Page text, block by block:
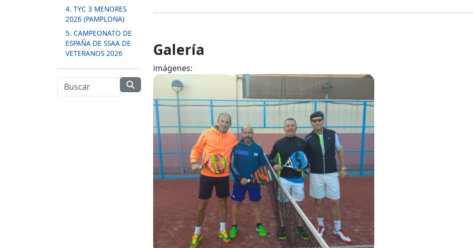
4. TYC 3 MENORES
2026 (PAMPLONA)
5. CAMPEONATO DE
ESPAÑA DE SSAA DE
VETERANOS 2026
Galería
imágenes: